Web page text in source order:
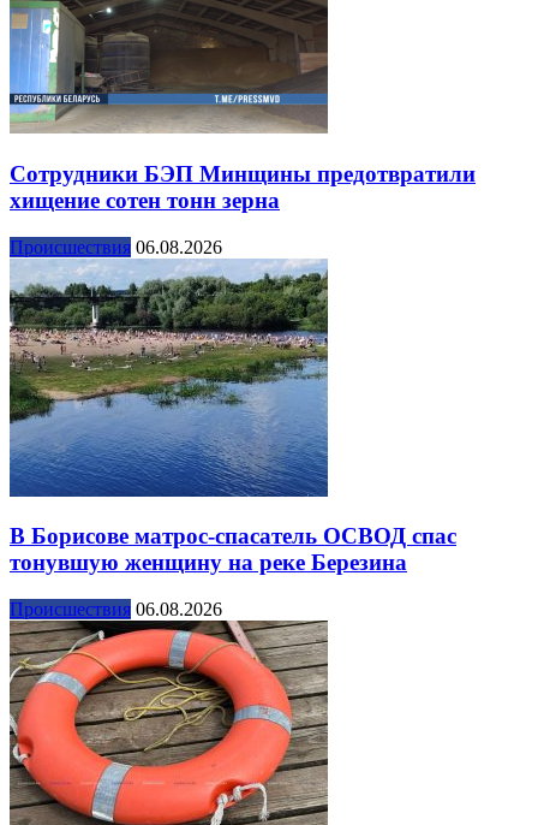
Сотрудники БЭП Минщины предотвратили
хищение сотен тонн зерна
Происшествия 06.08.2026
В Борисове матрос-спасатель ОСВОД спас
тонувшую женщину на реке Березина
Происшествия 06.08.2026